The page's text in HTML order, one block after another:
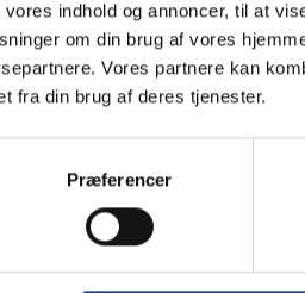
indhold og annoncer, til at
om din brug af vores
Vores partnere kan
fra din brug af deres tjenester.
Præferencer
Morten Holler er en
sætte ord på de svære
Holler er medstifter af
krise- og
Morten Holler –
om Mortens oplæg.
byder vi på en kop
snak med andre, der